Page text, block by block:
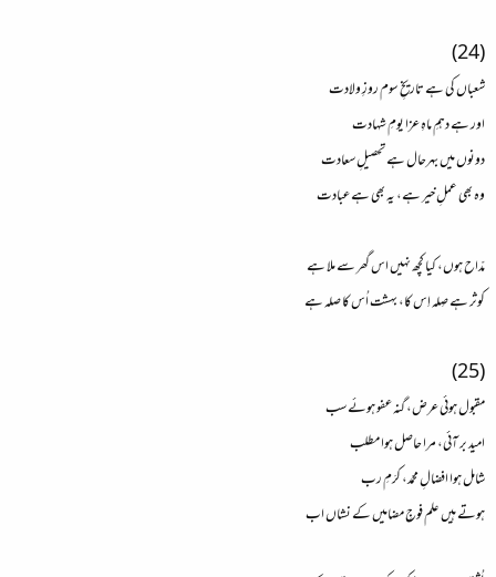
(24)
شعباں کی ہے تاریخِ سوم روزِ ولادت
اور ہے دہمِ ماہِ عزا یومِ شہادت
دونوں میں بہرحال ہے تحصیلِ سعادت
وہ بھی عملِ خیر ہے، یہ بھی ہے عبادت
مدّاح ہوں، کیا کچھ نہیں اس گھر سے ملا ہے
کوثر ہے صِلہ اِس کا، بہشت اُس کا صلہ ہے
(25)
مقبول ہوئی عرض، گنہ عفو ہوئے سب
امید بر آئی، مرا حاصل ہوا مطلب
شامل ہوا افضالِ محمّد، کرَمِ رب
ہوتے ہیں علم فوجِ مضامیں کے نشاں اب